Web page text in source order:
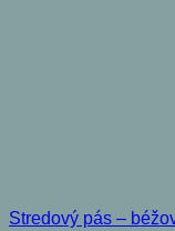
Stredový pás –